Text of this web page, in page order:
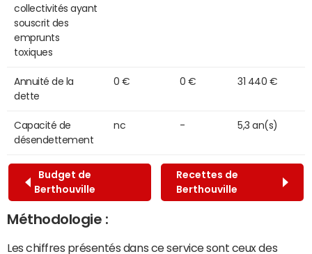
collectivités ayant
souscrit des
emprunts
toxiques
Annuité de la
dette
0 € 0 € 31 440 €
Capacité de
désendettement
nc - 5,3 an(s)
Budget de
Berthouville
Recettes de
Berthouville
Méthodologie :
Les chiffres présentés dans ce service sont ceux des